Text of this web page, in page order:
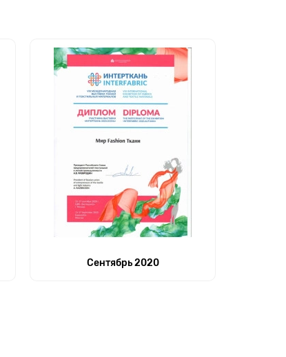
Сентябрь 2020